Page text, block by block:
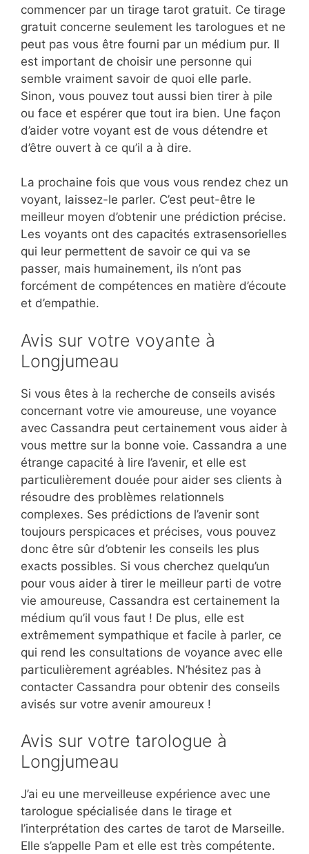
commencer par un tirage tarot gratuit. Ce tirage
gratuit concerne seulement les tarologues et ne
peut pas vous être fourni par un médium pur. Il
est important de choisir une personne qui
semble vraiment savoir de quoi elle parle.
Sinon, vous pouvez tout aussi bien tirer à pile
ou face et espérer que tout ira bien. Une façon
d’aider votre voyant est de vous détendre et
d’être ouvert à ce qu’il a à dire.
La prochaine fois que vous vous rendez chez un
voyant, laissez-le parler. C’est peut-être le
meilleur moyen d’obtenir une prédiction précise.
Les voyants ont des capacités extrasensorielles
qui leur permettent de savoir ce qui va se
passer, mais humainement, ils n’ont pas
forcément de compétences en matière d’écoute
et d’empathie.
Avis sur votre voyante à
Longjumeau
Si vous êtes à la recherche de conseils avisés
concernant votre vie amoureuse, une voyance
avec Cassandra peut certainement vous aider à
vous mettre sur la bonne voie. Cassandra a une
étrange capacité à lire l’avenir, et elle est
particulièrement douée pour aider ses clients à
résoudre des problèmes relationnels
complexes. Ses prédictions de l’avenir sont
toujours perspicaces et précises, vous pouvez
donc être sûr d’obtenir les conseils les plus
exacts possibles. Si vous cherchez quelqu’un
pour vous aider à tirer le meilleur parti de votre
vie amoureuse, Cassandra est certainement la
médium qu’il vous faut ! De plus, elle est
extrêmement sympathique et facile à parler, ce
qui rend les consultations de voyance avec elle
particulièrement agréables. N’hésitez pas à
contacter Cassandra pour obtenir des conseils
avisés sur votre avenir amoureux !
Avis sur votre tarologue à
Longjumeau
J’ai eu une merveilleuse expérience avec une
tarologue spécialisée dans le tirage et
l’interprétation des cartes de tarot de Marseille.
Elle s’appelle Pam et elle est très compétente.